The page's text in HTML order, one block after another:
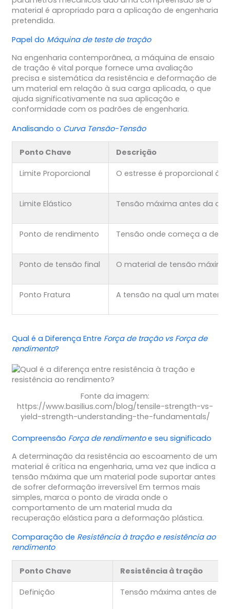
material é apropriado para a aplicação de engenharia
pretendida.
Papel do Máquina de teste de tração
Na engenharia contemporânea, a máquina de ensaio
de tração é vital porque fornece uma avaliação
precisa e sistemática da resistência e deformação de
um material em relação à sua carga aplicada, o que
ajuda significativamente na sua aplicação e
conformidade com os padrões de engenharia.
Analisando o Curva Tensão-Tensão
Ponto Chave Descrição
Limite Proporcional O estresse é proporcional à
Limite Elástico Tensão máxima antes da
Ponto de rendimento Tensão onde começa a
Ponto de tensão final O material de tensão
Ponto Fratura A tensão na qual um
Qual é a Diferença Entre Força de tração vs Força de
rendimento?
Fonte da imagem:
https://www.basilius.com/blog/tensile-strength-vs-
yield-strength-understanding-the-fundamentals/
Compreensão Força de rendimentoe seu significado
A determinação da resistência ao escoamento de um
material é crítica na engenharia, uma vez que indica a
tensão máxima que um material pode suportar antes
de sofrer deformação irreversível Em termos mais
simples, marca o ponto de virada onde o
comportamento de um material muda da
recuperação elástica para a deformação plástica.
Comparação de Resistência à tração e resistência ao
rendimento
Ponto Chave Resistência à tração
Definição Tensão máxima antes de